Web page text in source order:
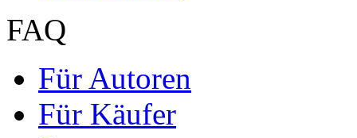
FAQ
Für Autoren
Für Käufer